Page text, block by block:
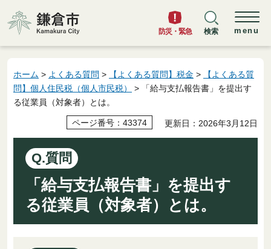
鎌倉市
防災・緊急 検索 menu
ホーム > よくある質問 > 【よくある質問】税金 >
【よくある質
問】個人住民税（個人市民税）
> 「給与支払報告書」を提出す
る従業員（対象者）とは。
ページ番号：43374 更新日：2026年3月12日
Q.質問
「給与支払報告書」を提出す
る従業員（対象者）とは。